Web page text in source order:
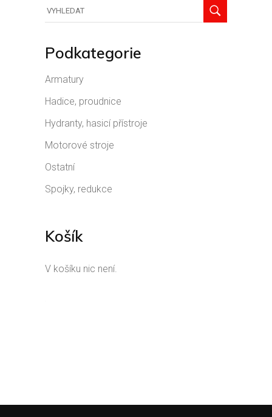
Podkategorie
Armatury
Hadice, proudnice
Hydranty, hasicí přístroje
Motorové stroje
Ostatní
Spojky, redukce
Košík
V košíku nic není.